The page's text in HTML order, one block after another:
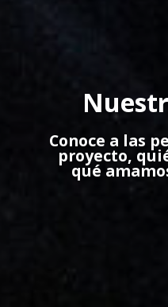
Conoce a las
proyecto,
qué